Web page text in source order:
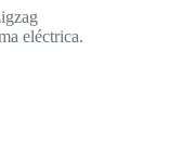
eléctrica.